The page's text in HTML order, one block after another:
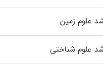
علوم زمین
علوم شناختی